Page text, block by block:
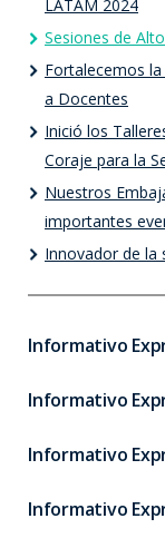
LATAM 2024
Sesiones de
Fortalecemos
a Docentes
Inició los
Coraje para la
Nuestros
importantes
Innovador de la
Informativo
Informativo
Informativo
Informativo